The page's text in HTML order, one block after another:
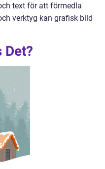
text för att förmedla
verktyg kan grafisk bild
Det?